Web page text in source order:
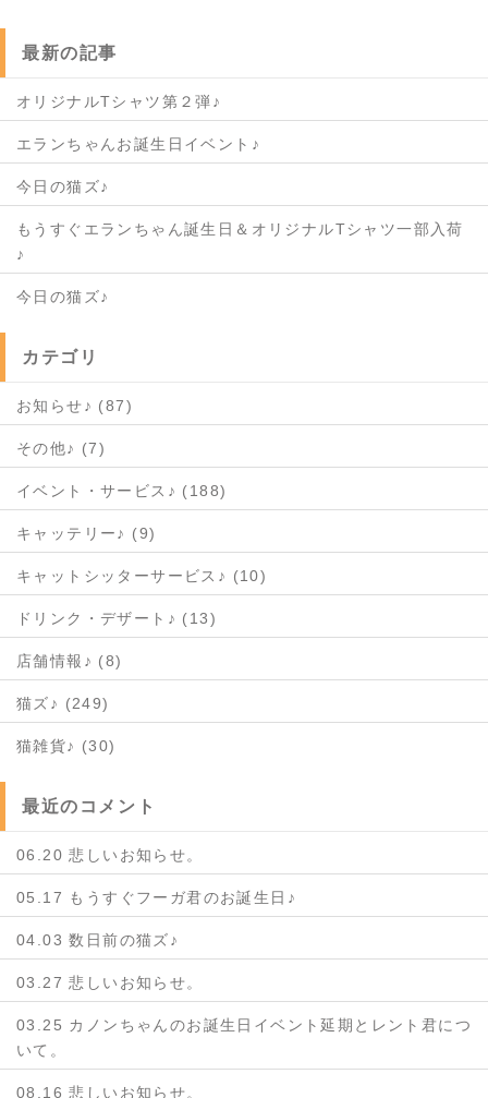
最新の記事
オリジナルTシャツ第２弾♪
エランちゃんお誕生日イベント♪
今日の猫ズ♪
もうすぐエランちゃん誕生日＆オリジナルTシャツ一部入荷
♪
今日の猫ズ♪
カテゴリ
お知らせ♪ (87)
その他♪ (7)
イベント・サービス♪ (188)
キャッテリー♪ (9)
キャットシッターサービス♪ (10)
ドリンク・デザート♪ (13)
店舗情報♪ (8)
猫ズ♪ (249)
猫雑貨♪ (30)
最近のコメント
06.20 悲しいお知らせ。
05.17 もうすぐフーガ君のお誕生日♪
04.03 数日前の猫ズ♪
03.27 悲しいお知らせ。
03.25 カノンちゃんのお誕生日イベント延期とレント君につ
いて。
08.16 悲しいお知らせ。